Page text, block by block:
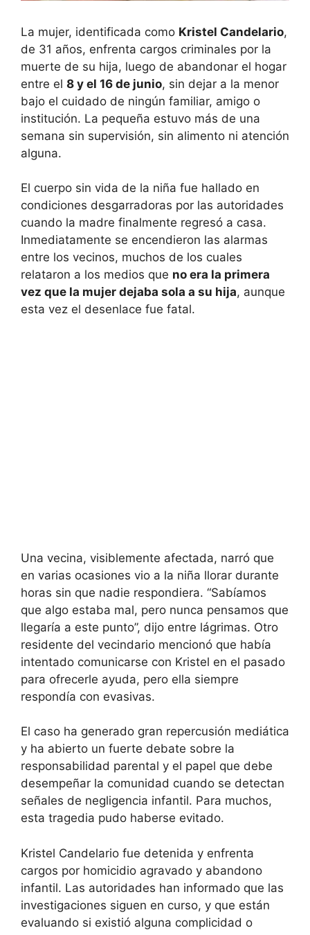
La mujer, identificada como Kristel Candelario,
de 31 años, enfrenta cargos criminales por la
muerte de su hija, luego de abandonar el hogar
entre el 8 y el 16 de junio, sin dejar a la menor
bajo el cuidado de ningún familiar, amigo o
institución. La pequeña estuvo más de una
semana sin supervisión, sin alimento ni atención
alguna.
El cuerpo sin vida de la niña fue hallado en
condiciones desgarradoras por las autoridades
cuando la madre finalmente regresó a casa.
Inmediatamente se encendieron las alarmas
entre los vecinos, muchos de los cuales
relataron a los medios que no era la primera
vez que la mujer dejaba sola a su hija, aunque
esta vez el desenlace fue fatal.
Una vecina, visiblemente afectada, narró que
en varias ocasiones vio a la niña llorar durante
horas sin que nadie respondiera. “Sabíamos
que algo estaba mal, pero nunca pensamos que
llegaría a este punto”, dijo entre lágrimas. Otro
residente del vecindario mencionó que había
intentado comunicarse con Kristel en el pasado
para ofrecerle ayuda, pero ella siempre
respondía con evasivas.
El caso ha generado gran repercusión mediática
y ha abierto un fuerte debate sobre la
responsabilidad parental y el papel que debe
desempeñar la comunidad cuando se detectan
señales de negligencia infantil. Para muchos,
esta tragedia pudo haberse evitado.
Kristel Candelario fue detenida y enfrenta
cargos por homicidio agravado y abandono
infantil. Las autoridades han informado que las
investigaciones siguen en curso, y que están
evaluando si existió alguna complicidad o